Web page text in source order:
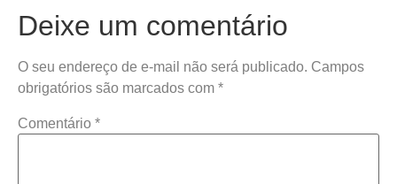
Deixe um comentário
O seu endereço de e-mail não será publicado. Campos
obrigatórios são marcados com *
Comentário *